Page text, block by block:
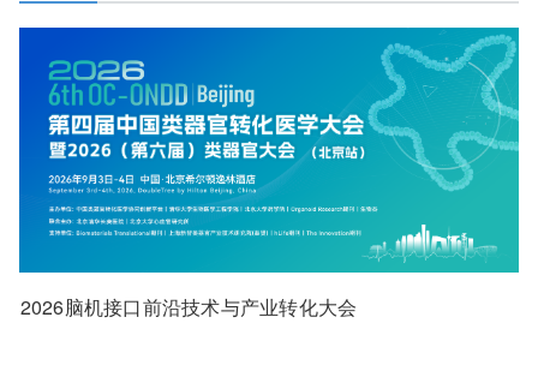
2026脑机接口前沿技术与产业转化大会